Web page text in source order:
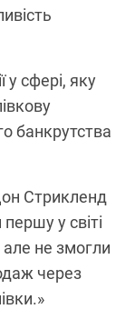
у сфері, яку
банкрутства
Стрикленд
у світі
не змогли
через